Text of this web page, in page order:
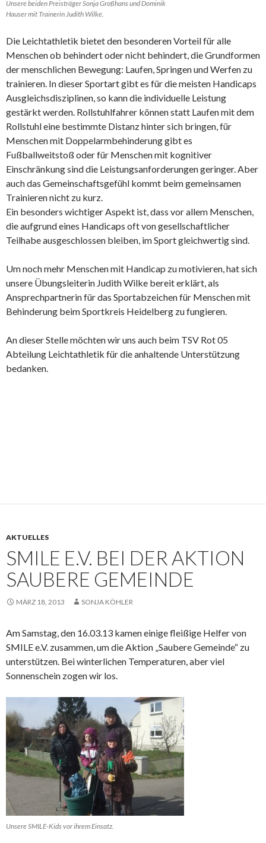
Unsere beiden Preisträger Sonja Großhans und Dominik
Hauser mit Trainerin Judith Wilke.
Die Leichtathletik bietet den besonderen Vorteil für alle
Menschen ob behindert oder nicht behindert, die Grundformen
der menschlichen Bewegung: Laufen, Springen und Werfen zu
trainieren. In dieser Sportart gibt es für die meisten Handicaps
Ausgleichsdisziplinen, so kann die individuelle Leistung
gestärkt werden. Rollstuhlfahrer können statt Laufen mit dem
Rollstuhl eine bestimmte Distanz hinter sich bringen, für
Menschen mit Doppelarmbehinderung gibt es
Fußballweitstoß oder für Menschen mit kognitiver
Einschränkung sind die Leistungsanforderungen geringer. Aber
auch das Gemeinschaftsgefühl kommt beim gemeinsamen
Trainieren nicht zu kurz.
Ein besonders wichtiger Aspekt ist, dass vor allem Menschen,
die aufgrund eines Handicaps oft von gesellschaftlicher
Teilhabe ausgeschlossen bleiben, im Sport gleichwertig sind.
Um noch mehr Menschen mit Handicap zu motivieren, hat sich
unsere Übungsleiterin Judith Wilke bereit erklärt, als
Ansprechpartnerin für das Sportabzeichen für Menschen mit
Behinderung beim Sportkreis Heidelberg zu fungieren.
An dieser Stelle möchten wir uns auch beim TSV Rot 05
Abteilung Leichtathletik für die anhaltende Unterstützung
bedanken.
AKTUELLES
SMILE E.V. BEI DER AKTION
SAUBERE GEMEINDE
MÄRZ 18, 2013 SONJA KÖHLER
Am Samstag, den 16.03.13 kamen einige fleißige Helfer von
SMILE e.V. zusammen, um die Aktion „Saubere Gemeinde“ zu
unterstützen. Bei winterlichen Temperaturen, aber viel
Sonnenschein zogen wir los.
Unsere SMILE-Kids vor ihrem Einsatz.